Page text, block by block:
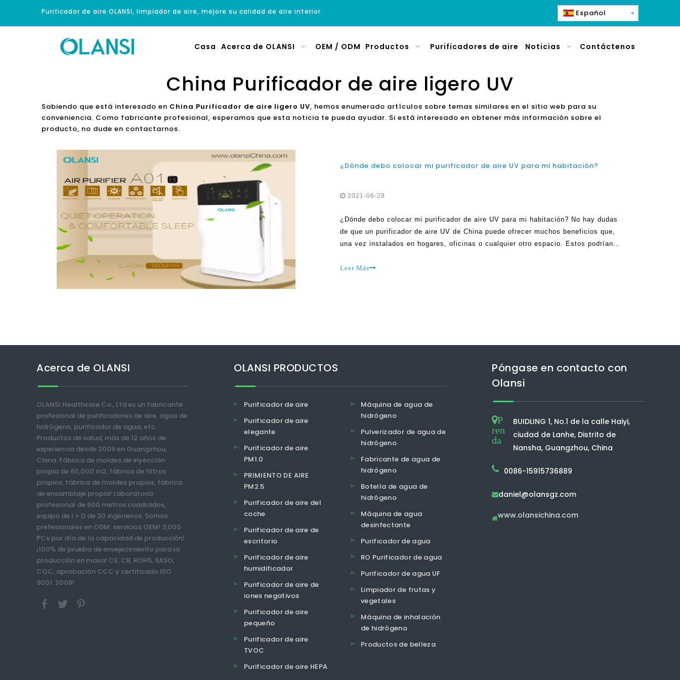
Purificador de aire OLANSI, limpiador de aire, mejore su calidad de aire interior Español
Casa Acerca de OLANSI OEM / ODM Productos Purificadores de aire Noticias Contáctenos
China Purificador de aire ligero UV
Sabiendo que está interesado en China Purificador de aire ligero UV, hemos enumerado artículos sobre temas similares en el sitio web para su
conveniencia. Como fabricante profesional, esperamos que esta noticia te pueda ayudar. Si está interesado en obtener más información sobre el
producto, no dude en contactarnos.
¿Dónde debo colocar mi purificador de aire UV para mi habitación?
2021-06-28
¿Dónde debo colocar mi purificador de aire UV para mi habitación? No hay dudas
de que un purificador de aire UV de China puede ofrecer muchos beneficios que,
una vez instalados en hogares, oficinas o cualquier otro espacio. Estos podrían
sano, asegurándote
Leer Más
Acerca de OLANSI
OLANSI Healthcare Co., Ltd es un fabricante
profesional de purificadores de aire, agua de
hidrógeno, purificador de agua, etc.
Productos de salud, más de 12 años de
experiencia desde 2009 en Guangzhou,
China. Fábrica de moldes de inyección
propia de 60,000 m2, fábrica de filtros
propios, fábrica de moldes propios, fábrica
de ensamblaje propia! Laboratorio
profesional de 600 metros cuadrados,
equipo de I + D de 30 ingenieros. Somos
prefesionales en ODM, servicios OEM! 3,000
PCs por día de la capacidad de producción!
¡100% de prueba de envejecimiento para la
producción en masa! CE, CB, ROHS, SASO,
CQC, aprobación CCC y certificado ISO
9001: 2008!
OLANSI PRODUCTOS
Purificador de aire
Purificador de aire
elegante
Purificador de aire
PM1.0
PRIMIENTO DE AIRE
PM2.5
Purificador de aire del
coche
Purificador de aire de
escritorio
Purificador de aire
humidificador
Purificador de aire de
iones negativos
Purificador de aire
pequeño
Purificador de aire
TVOC
Purificador de aire HEPA
Máquina de agua de
hidrógeno
Pulverizador de agua de
hidrógeno
Fabricante de agua de
hidrógeno
Botella de agua de
hidrógeno
Máquina de agua
desinfectante
Purificador de agua
RO Purificador de agua
Purificador de agua UF
Limpiador de frutas y
vegetales
Máquina de inhalación
de hidrógeno
Productos de belleza
Póngase en contacto con
Olansi
P
ren
da
BUIDLING 1, No.1 de la calle Haiyi,
ciudad de Lanhe, Distrito de
Nansha, Guangzhou, China
0086-15915736889
daniel@olansgz.com
www.olansichina.com